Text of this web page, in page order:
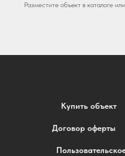
Разместите объект в каталоге
Купить объект
Договор оферты